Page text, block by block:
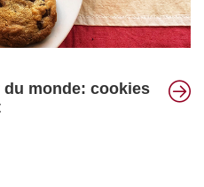
monde: cookies